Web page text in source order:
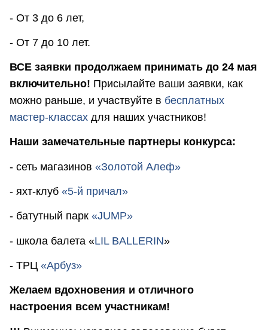
- От 3 до 6 лет,
- От 7 до 10 лет.
ВСЕ заявки продолжаем принимать до 24 мая
включительно! Присылайте ваши заявки, как
можно раньше, и участвуйте в бесплатных
мастер-классах для наших участников!
Наши замечательные партнеры конкурса:
- сеть магазинов «Золотой Алеф»
- яхт-клуб «5-й причал»
- батутный парк «JUMP»
- школа балета «LIL BALLERIN»
- ТРЦ «Арбуз»
Желаем вдохновения и отличного
настроения всем участникам!